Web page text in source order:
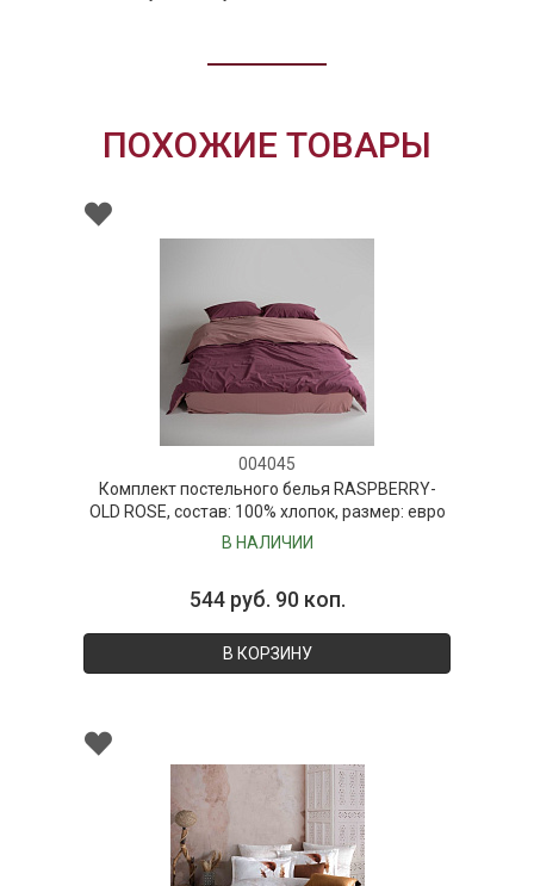
ПОХОЖИЕ ТОВАРЫ
004045
Комплект постельного белья RASPBERRY-
OLD ROSE, состав: 100% хлопок, размер: евро
В НАЛИЧИИ
544 руб. 90 коп.
В КОРЗИНУ